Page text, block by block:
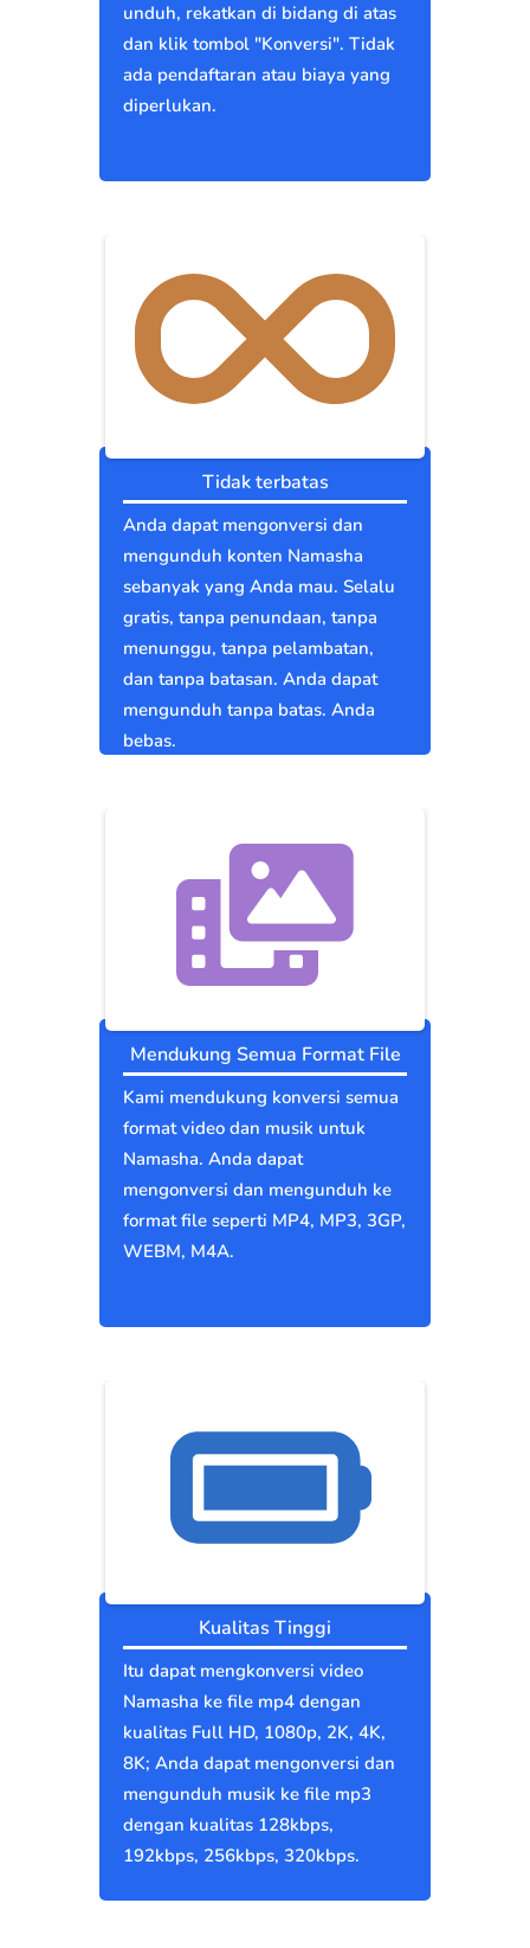
unduh, rekatkan di bidang di atas
dan klik tombol "Konversi". Tidak
ada pendaftaran atau biaya yang
diperlukan.
Tidak terbatas
Anda dapat mengonversi dan
mengunduh konten Namasha
sebanyak yang Anda mau. Selalu
gratis, tanpa penundaan, tanpa
menunggu, tanpa pelambatan,
dan tanpa batasan. Anda dapat
mengunduh tanpa batas. Anda
bebas.
Mendukung Semua Format File
Kami mendukung konversi semua
format video dan musik untuk
Namasha. Anda dapat
mengonversi dan mengunduh ke
format file seperti MP4, MP3, 3GP,
WEBM, M4A.
Kualitas Tinggi
Itu dapat mengkonversi video
Namasha ke file mp4 dengan
kualitas Full HD, 1080p, 2K, 4K,
8K; Anda dapat mengonversi dan
mengunduh musik ke file mp3
dengan kualitas 128kbps,
192kbps, 256kbps, 320kbps.